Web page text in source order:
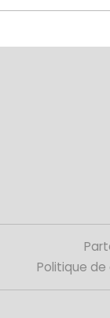
Politique